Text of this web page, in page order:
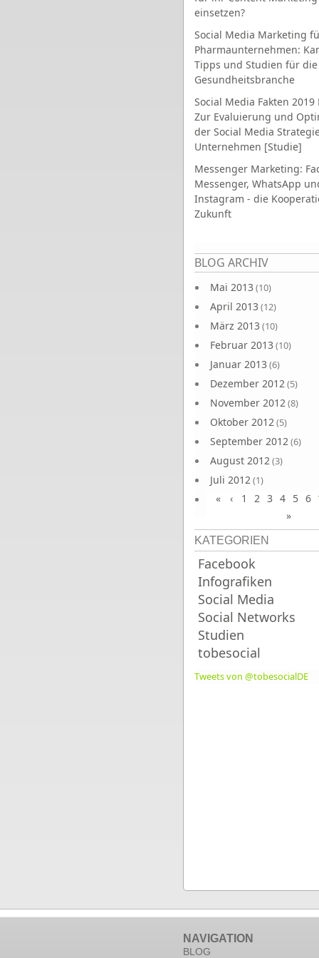
einsetzen?
Social Media Marketing
Pharmaunternehmen:
Tipps und Studien für die
Gesundheitsbranche
Social Media Fakten 2019
Zur Evaluierung und
der Social Media
Unternehmen [Studie]
Messenger Marketing:
Messenger, WhatsApp
Instagram - die
Zukunft
BLOG ARCHIV
Mai 2013 (10)
April 2013 (12)
März 2013 (10)
Februar 2013 (10)
Januar 2013 (6)
Dezember 2012(5)
November 2012(8)
Oktober 2012(5)
September 2012(6)
August 2012(3)
Juli 2012(1)
Juni 2012(4)
Seiten
« ‹ 1 2 3 4 5 6
»
KATEGORIEN
Facebook
Infografiken
Social Media
Social Networks
Studien
tobesocial
Tweets von @tobesocialDE
NAVIGATION
BLOG